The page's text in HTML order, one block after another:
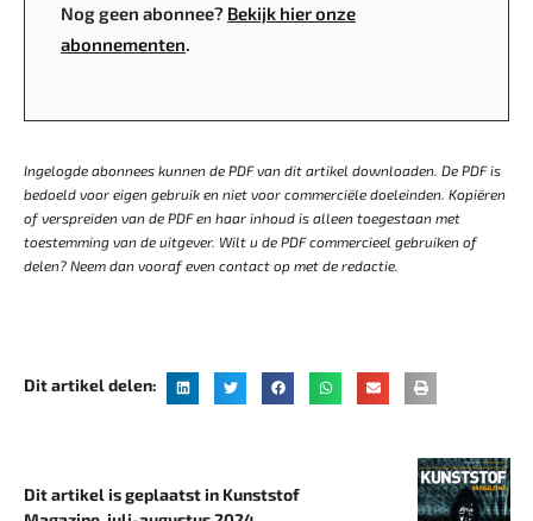
Nog geen abonnee? Bekijk hier onze
abonnementen.
Ingelogde abonnees kunnen de PDF van dit artikel downloaden. De PDF is
bedoeld voor eigen gebruik en niet voor commerciële doeleinden. Kopiëren
of verspreiden van de PDF en haar inhoud is alleen toegestaan met
toestemming van de uitgever. Wilt u de PDF commercieel gebruiken of
delen? Neem dan vooraf even contact op met de redactie.
Dit artikel delen:
Dit artikel is geplaatst in Kunststof